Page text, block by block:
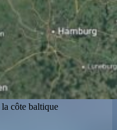
côte baltique